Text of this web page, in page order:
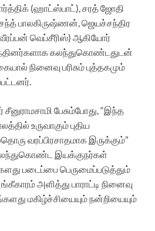
(ஹாட்ஸ்பாட்), சரத் ஜோதி
பாலகிருஷ்ணன், ஜெயச்சந்திர
வீரப்பன் வெப்சீரிஸ்) ஆகியோர்
கலந்துகொண்டதுடன்
நினைவு பரிசும் புத்தகமும்
பேசும்போது, “இந்த
உருவாகும் புதிய
வரப்பிரசாதமாக இருக்கும்”
இயக்குநர்கள்
படைப்பை பெருமைப்படுத்தும்
அளித்து பாராட்டி நினைவு
மகிழ்ச்சியையும் நன்றியையும்